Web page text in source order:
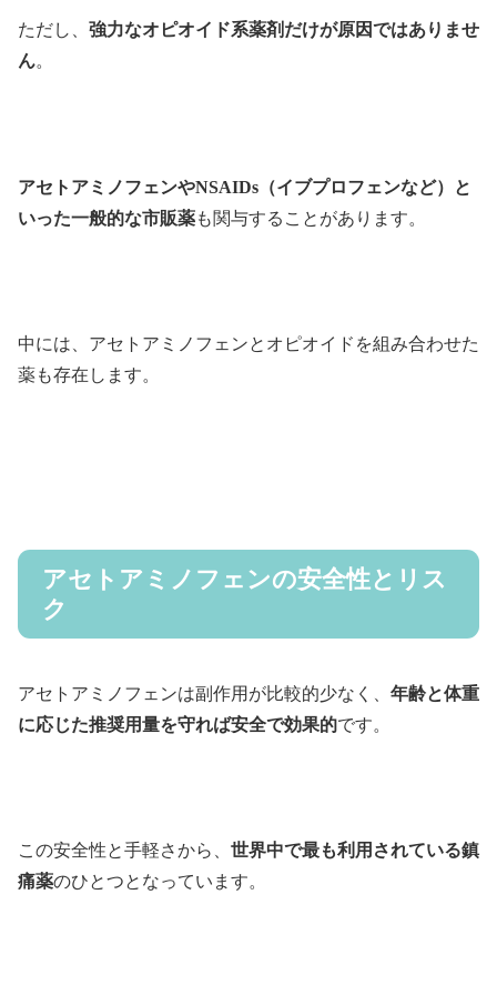
ただし、 強力なオピオイド系薬剤だけが原因ではありませ
ん。
アセトアミノフェンやNSAIDs（イブプロフェンなど）と
いった一般的な市販薬も関与することがあります。
中には、アセトアミノフェンとオピオイドを組み合わせた
薬も存在します。
アセトアミノフェンの安全性とリス
ク
アセトアミノフェンは副作用が比較的少なく、 年齢と体重
に応じた推奨用量を守れば安全で効果的です。
この安全性と手軽さから、 世界中で最も利用されている鎮
痛薬のひとつとなっています。